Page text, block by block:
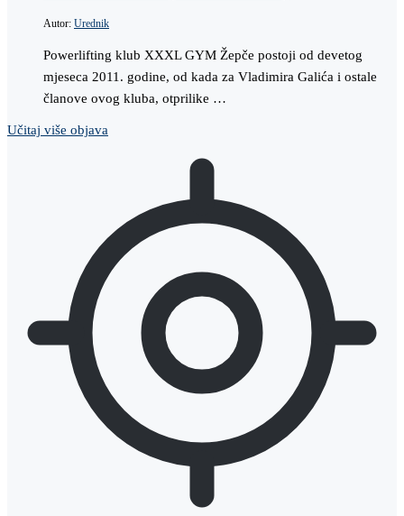
Autor: Urednik
Powerlifting klub XXXL GYM Žepče postoji od devetog
mjeseca 2011. godine, od kada za Vladimira Galića i ostale
članove ovog kluba, otprilike …
Učitaj više objava